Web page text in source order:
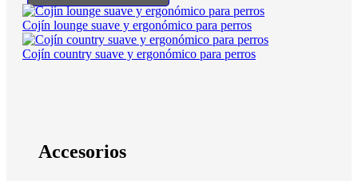
Cojín lounge suave y ergonómico para perros
Cojín country suave y ergonómico para perros
Accesorios